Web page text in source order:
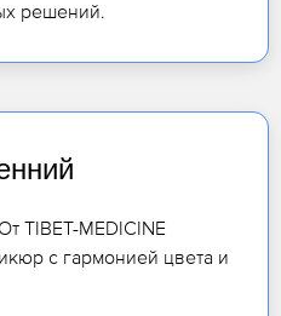
решений.
TIBET-MEDICINE
с гармонией цвета и